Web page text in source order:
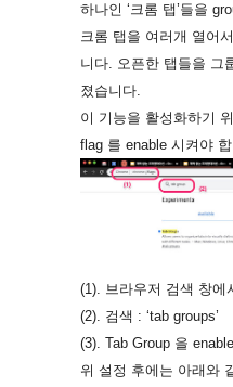
하나인 ‘크롬 탭’들을
크롬 탭을 여러개 열어
니다. 오픈한 탭들을 그
졌습니다.
이 기능을 활성화하기
flag 를 enable 시켜야
(1). 브라우저 검색 창에
(2). 검색 : ‘tab groups’
(3). Tab Group 을 enable
위 설정 후에는 아래와